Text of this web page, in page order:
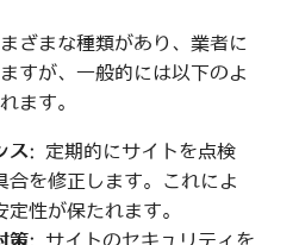
ざまな種類があり、業者に
すが、一般的には以下のよ
ます。
ス: 定期的にサイトを点検
合を修正します。これによ
定性が保たれます。
策: サイトのセキュリティを